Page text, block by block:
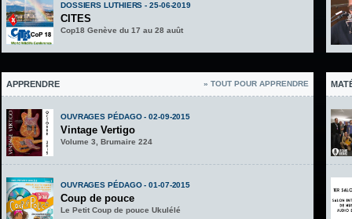
DOSSIERS LUTHIERS - 25-06-2019
CITES
Cop18 Genève du 17 au 28 auût
APPRENDRE » TOUT POUR APPRENDRE
OUVRAGES PÉDAGO - 02-09-2015
Vintage Vertigo
Volume 3, Brumaire 224
OUVRAGES PÉDAGO - 01-07-2015
Coup de pouce
Le Petit Coup de pouce Ukulélé